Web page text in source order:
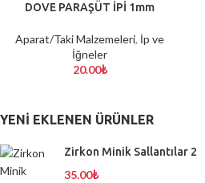
DOVE PARAŞÜT İPİ 1mm
Aparat/Taki Malzemeleri, İp ve
İğneler
20.00₺
YENI EKLENEN ÜRÜNLER
Zirkon Minik Sallantılar 2
35.00₺